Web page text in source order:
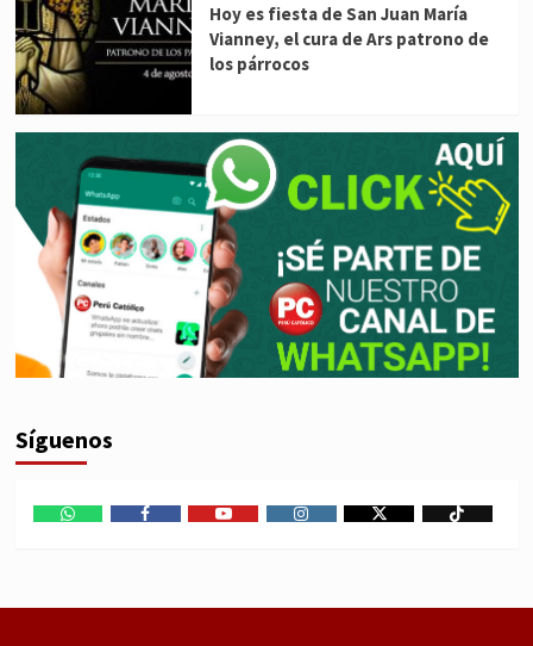
Hoy es fiesta de San Juan María
Vianney, el cura de Ars patrono de
los párrocos
Síguenos